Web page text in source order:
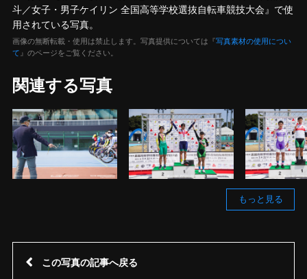
斗／女子・男子ケイリン 全国高等学校選抜自転車競技大会』で使
用されている写真。
画像の無断転載・使用は禁止します。写真提供については『写真素材の使用につい
て 』のページをご覧ください。
関連する写真
もっと見る
この写真の記事へ戻る